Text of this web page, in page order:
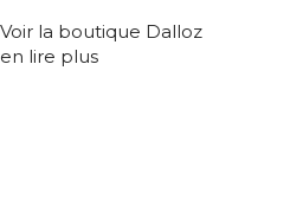
Voir la boutique Dalloz
en lire plus